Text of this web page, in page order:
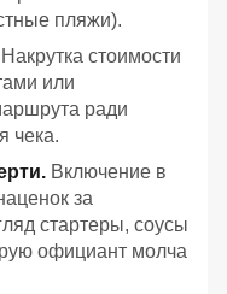
пляжи).
Накрутка стоимости
или
ради
чека.
Включение в
за
стартеры, соусы
официант молча